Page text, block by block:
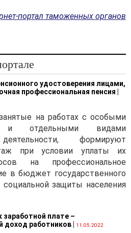
портал таможенных органов
удостоверения лицами,
профессиональная пенсия |
на работах с особыми
и отдельными видами
формируют
при условии уплаты их
на профессиональное
в бюджет государственного
защиты населения
плате –
доход работников| 11.05.2022